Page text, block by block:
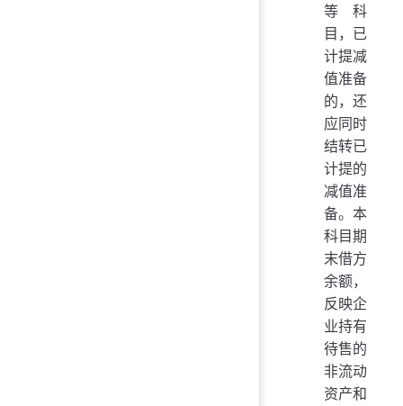
等科
目，已
计提减
值准备
的，还
应同时
结转已
计提的
减值准
备。本
科目期
末借方
余额，
反映企
业持有
待售的
非流动
资产和